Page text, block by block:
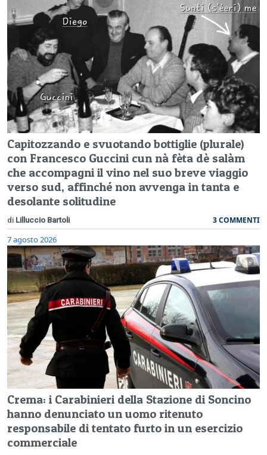
Capitozzando e svuotando bottiglie (plurale)
con Francesco Guccini cun nà fèta dè salàm
che accompagni il vino nel suo breve viaggio
verso sud, affinché non avvenga in tanta e
desolante solitudine
di Lilluccio Bartoli 3 COMMENTI
7 agosto 2026
Crema: i Carabinieri della Stazione di Soncino
hanno denunciato un uomo ritenuto
responsabile di tentato furto in un esercizio
commerciale